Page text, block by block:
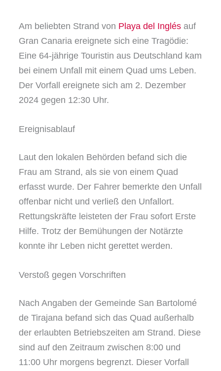
Am beliebten Strand von Playa del Inglés auf
Gran Canaria ereignete sich eine Tragödie:
Eine 64-jährige Touristin aus Deutschland kam
bei einem Unfall mit einem Quad ums Leben.
Der Vorfall ereignete sich am 2. Dezember
2024 gegen 12:30 Uhr.
Ereignisablauf
Laut den lokalen Behörden befand sich die
Frau am Strand, als sie von einem Quad
erfasst wurde. Der Fahrer bemerkte den Unfall
offenbar nicht und verließ den Unfallort.
Rettungskräfte leisteten der Frau sofort Erste
Hilfe. Trotz der Bemühungen der Notärzte
konnte ihr Leben nicht gerettet werden.
Verstoß gegen Vorschriften
Nach Angaben der Gemeinde San Bartolomé
de Tirajana befand sich das Quad außerhalb
der erlaubten Betriebszeiten am Strand. Diese
sind auf den Zeitraum zwischen 8:00 und
11:00 Uhr morgens begrenzt. Dieser Vorfall